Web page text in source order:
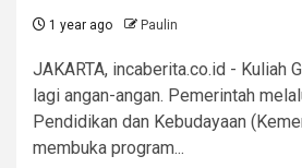
1 year ago Paulin
JAKARTA, incaberita.co.id - Kuliah
lagi angan-angan. Pemerintah
Pendidikan dan Kebudayaan
membuka program...